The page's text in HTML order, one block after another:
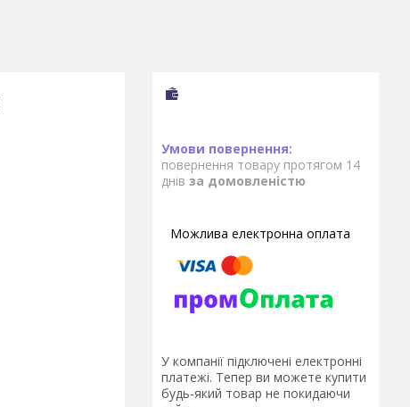
повернення товару протягом 14
днів за домовленістю
У компанії підключені електронні
платежі. Тепер ви можете купити
будь-який товар не покидаючи